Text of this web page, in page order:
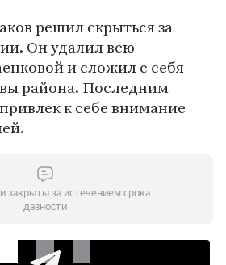
решил скрыться за
Он удалил всю
и сложил с себя
района. Последним
к себе внимание
закрыты за истечением срока
давности